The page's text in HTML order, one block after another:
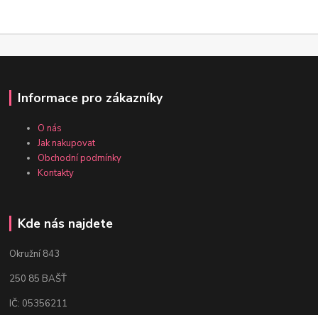
Informace pro zákazníky
O nás
Jak nakupovat
Obchodní podmínky
Kontakty
Kde nás najdete
Okružní 843
250 85 BAŠŤ
IČ: 05356211